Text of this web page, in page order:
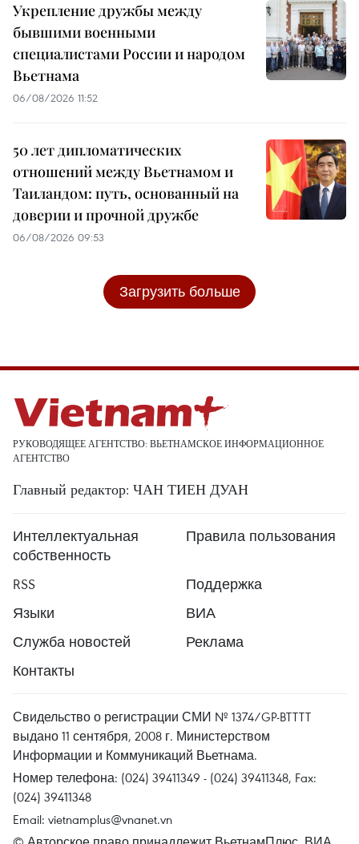
Укрепление дружбы между
бывшими военными
специалистами России и народом
Вьетнама
06/08/2026 11:52
50 лет дипломатических
отношений между Вьетнамом и
Таиландом: путь, основанный на
доверии и прочной дружбе
06/08/2026 09:53
Загрузить больше
РУКОВОДЯЩЕЕ АГЕНТСТВО: ВЬЕТНАМСКОЕ ИНФОРМАЦИОННОЕ
АГЕНТСТВО
Главный редактор: ЧАН ТИЕН ДУАН
Интеллектуальная
собственность
Правила пользования
RSS
Поддержка
Языки
ВИА
Служба новостей
Реклама
Контакты
Свидельство о регистрации СМИ № 1374/GP-BTTTT
выдано 11 сентября, 2008 г. Министерством
Информации и Коммуникаций Вьетнама.
Номер телефона: (024) 39411349 - (024) 39411348, Fax:
(024) 39411348
Email: vietnamplus@vnanet.vn